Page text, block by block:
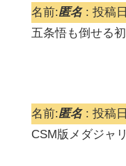
名前:匿名: 投稿
五条悟も倒せる
名前:匿名: 投稿
CSM版メダジャ